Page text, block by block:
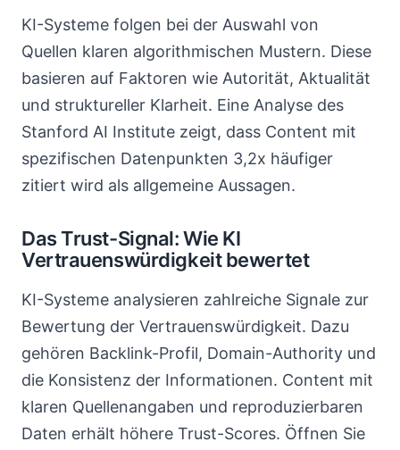
KI-Systeme folgen bei der Auswahl von
Quellen klaren algorithmischen Mustern. Diese
basieren auf Faktoren wie Autorität, Aktualität
und struktureller Klarheit. Eine Analyse des
Stanford AI Institute zeigt, dass Content mit
spezifischen Datenpunkten 3,2x häufiger
zitiert wird als allgemeine Aussagen.
Das Trust-Signal: Wie KI
Vertrauenswürdigkeit bewertet
KI-Systeme analysieren zahlreiche Signale zur
Bewertung der Vertrauenswürdigkeit. Dazu
gehören Backlink-Profil, Domain-Authority und
die Konsistenz der Informationen. Content mit
klaren Quellenangaben und reproduzierbaren
Daten erhält höhere Trust-Scores. Öffnen Sie